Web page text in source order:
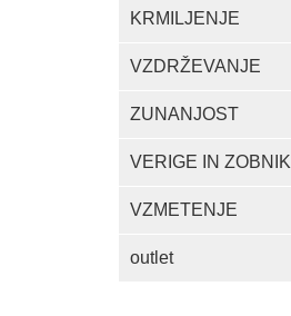
KRMILJENJE
VZDRŽEVANJE
ZUNANJOST
VERIGE IN ZOBNIKI
VZMETENJE
outlet